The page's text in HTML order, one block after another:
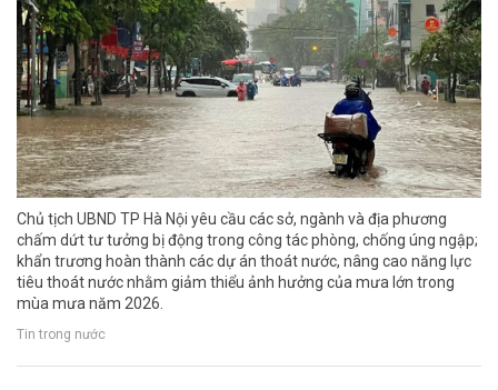
Chủ tịch UBND TP Hà Nội yêu cầu các sở, ngành và địa phương
chấm dứt tư tưởng bị động trong công tác phòng, chống úng ngập;
khẩn trương hoàn thành các dự án thoát nước, nâng cao năng lực
tiêu thoát nước nhằm giảm thiểu ảnh hưởng của mưa lớn trong
mùa mưa năm 2026.
Tin trong nước